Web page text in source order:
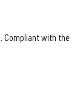
Compliant with the